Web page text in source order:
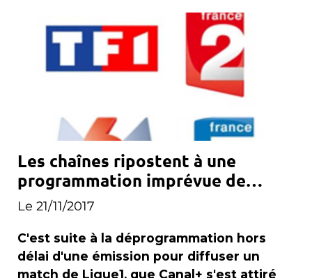
Les chaînes ripostent à une
programmation imprévue de
Canal+
Le 21/11/2017
C'est suite à la déprogrammation hors
délai d'une émission pour diffuser un
match de Ligue1, que Canal+ s'est attiré